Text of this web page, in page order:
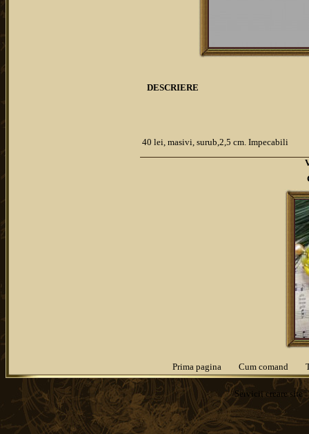
DESCRIERE
40 lei, masivi, surub,2,5 cm. Impecabili
Prima pagina Cum comand
Servicii creare site